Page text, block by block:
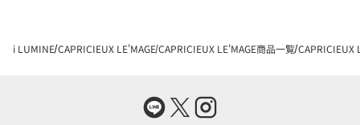
i LUMINE CAPRICIEUX LE'MAGE CAPRICIEUX LE'MAGE商品一覧 CAPRICIEUX